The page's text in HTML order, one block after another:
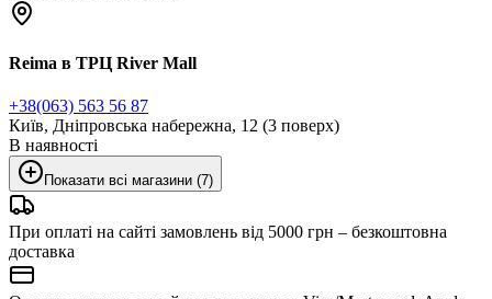
Reima в ТРЦ River Mall
+38(063) 563 56 87
Київ, Дніпровська набережна, 12 (3 поверх)
В наявності
Показати всі магазини (7)
При оплаті на сайті замовлень від 5000 грн – безкоштовна
доставка